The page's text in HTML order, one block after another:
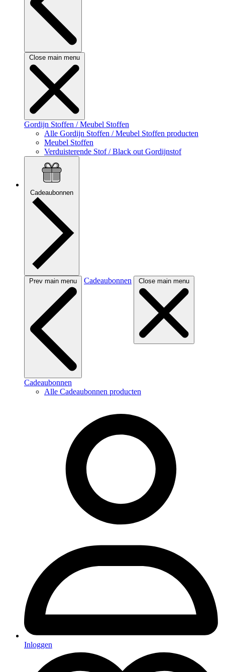
Close main menu
Gordijn Stoffen / Meubel Stoffen
Alle Gordijn Stoffen / Meubel Stoffen producten
Meubel Stoffen
Verduisterende Stof / Black out Gordijnstof
Cadeaubonnen
Prev main menu Cadeaubonnen Close main menu
Cadeaubonnen
Alle Cadeaubonnen producten
Inloggen